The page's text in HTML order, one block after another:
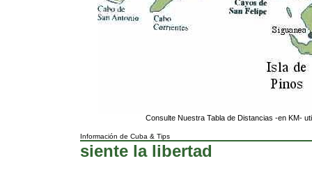
Consulte Nuestra Tabla de Distancias -en KM-
Información de Cuba & Tips
siente la libertad